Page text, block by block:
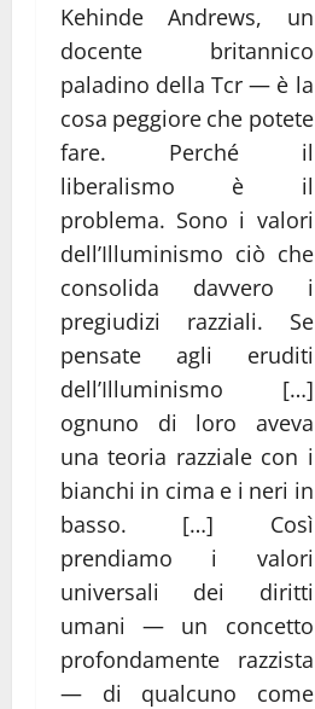
Kehinde Andrews, un
docente britannico
paladino della Tcr ― è la
cosa peggiore che potete
fare. Perché il
liberalismo è il
problema. Sono i valori
dell’Illuminismo ciò che
consolida davvero i
pregiudizi razziali. Se
pensate agli eruditi
dell’Illuminismo […]
ognuno di loro aveva
una teoria razziale con i
bianchi in cima e i neri in
basso. […] Così
prendiamo i valori
universali dei diritti
umani ― un concetto
profondamente razzista
― di qualcuno come